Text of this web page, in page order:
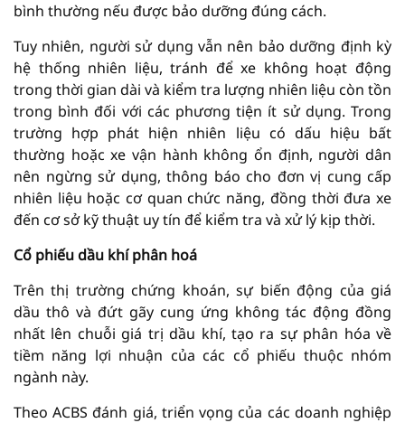
bình thường nếu được bảo dưỡng đúng cách.
Tuy nhiên, người sử dụng vẫn nên bảo dưỡng định kỳ
hệ thống nhiên liệu, tránh để xe không hoạt động
trong thời gian dài và kiểm tra lượng nhiên liệu còn tồn
trong bình đối với các phương tiện ít sử dụng. Trong
trường hợp phát hiện nhiên liệu có dấu hiệu bất
thường hoặc xe vận hành không ổn định, người dân
nên ngừng sử dụng, thông báo cho đơn vị cung cấp
nhiên liệu hoặc cơ quan chức năng, đồng thời đưa xe
đến cơ sở kỹ thuật uy tín để kiểm tra và xử lý kịp thời.
Cổ phiếu dầu khí phân hoá
Trên thị trường chứng khoán, sự biến động của giá
dầu thô và đứt gãy cung ứng không tác động đồng
nhất lên chuỗi giá trị dầu khí, tạo ra sự phân hóa về
tiềm năng lợi nhuận của các cổ phiếu thuộc nhóm
ngành này.
Theo ACBS đánh giá, triển vọng của các doanh nghiệp